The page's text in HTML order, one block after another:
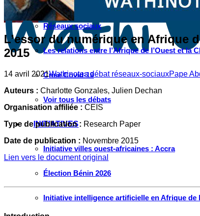
Réseaux sociaux
Les relations entre l’Afrique de l’Ouest et la
Crise Covid-19
Voir tous les débats
INITIATIVES
Initiative villes ouest-africaines : Accra
Élection Bénin 2026
Initiative intelligence artificielle en Afrique de
L’essor du numérique en Afrique
2015
14 avril 2021Wathinotes débat réseaux-sociauxPape
Auteurs : Charlotte Gonzales, Julien Dechan
Organisation affiliée : CEIS
Type de publication : Research Paper
Date de publication : Novembre 2015
Lien vers le document original